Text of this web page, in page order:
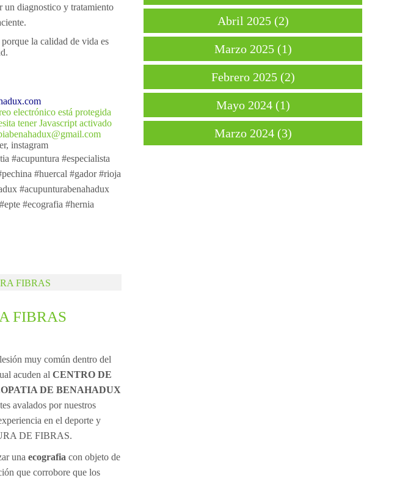
un diagnostico y tratamiento
la calidad de vida es
electrónico está protegida
tener Javascript activado
instagram
#acupuntura #especialista
#huercal #gador #rioja
#acupunturabenahadux
#ecografia #hernia
FIBRAS
muy común dentro del
acuden al CENTRO DE
DE BENAHADUX
avalados por nuestros
en el deporte y
DE FIBRAS.
una ecografia con objeto de
que corrobore que los
Abril 2025 (2)
Marzo 2025 (1)
Febrero 2025 (2)
Mayo 2024 (1)
Marzo 2024 (3)